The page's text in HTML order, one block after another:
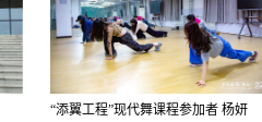
“添翼工程”现代舞课程参加者 杨妍